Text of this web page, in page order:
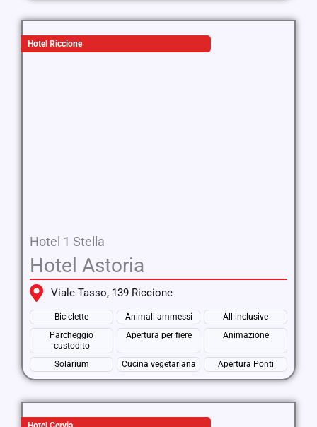
Hotel Riccione
Hotel 1 Stella
Hotel Astoria
Viale Tasso, 139 Riccione
Biciclette Animali ammessi
All inclusive
Parcheggio
custodito
Apertura per fiere Animazione
Solarium Cucina vegetariana Apertura Ponti